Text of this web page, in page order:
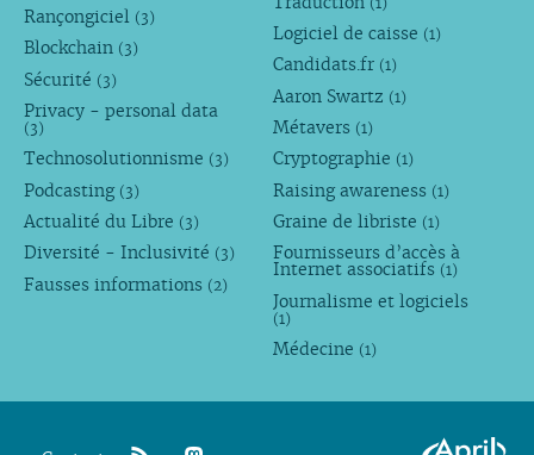
Rançongiciel (3)
Blockchain (3)
Sécurité (3)
Privacy - personal data
(3)
Technosolutionnisme (3)
Podcasting (3)
Actualité du Libre (3)
Diversité - Inclusivité (3)
Fausses informations (2)
Logiciel de caisse (1)
Candidats.fr (1)
Aaron Swartz (1)
Métavers (1)
Cryptographie (1)
Raising awareness (1)
Graine de libriste (1)
Fournisseurs d’accès à
Internet associatifs (1)
Journalisme et logiciels
(1)
Médecine (1)